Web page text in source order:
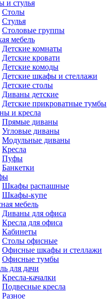
и стулья
Столы
Стулья
Столовые группы
мебель
Детские комнаты
Детские кровати
Детские комоды
Детские шкафы и стеллажи
Детские столы
Диваны детские
Детские прикроватные тумбы
и кресла
Прямые диваны
Угловые диваны
Модульные диваны
Кресла
Пуфы
Банкетки
Шкафы распашные
Шкафы-купе
мебель
Диваны для офиса
Кресла для офиса
Кабинеты
Столы офисные
Офисные шкафы и стеллажи
Офисные тумбы
для дачи
Кресла-качалки
Подвесные кресла
Разное